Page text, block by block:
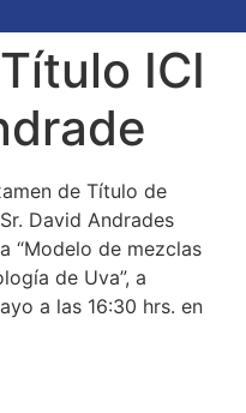
ICI
de Título de
David Andrades
“Modelo de mezclas
de Uva”, a
a las 16:30 hrs. en